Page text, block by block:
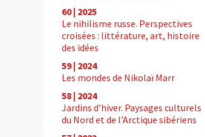
60 | 2025
Le nihilisme russe. Perspectives
croisées : littérature, art, histoire
des idées
59 | 2024
Les mondes de Nikolaï Marr
58 | 2024
Jardins d’hiver. Paysages culturels
du Nord et de l’Arctique sibériens